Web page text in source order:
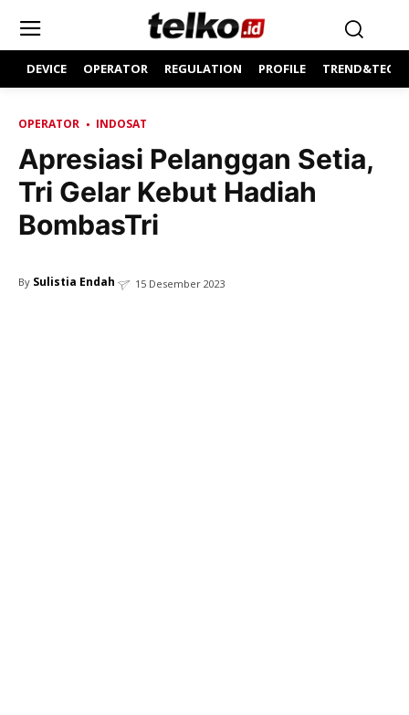
DEVICE OPERATOR REGULATION PROFILE
OPERATOR INDOSAT
Apresiasi Pelanggan Setia,
Tri Gelar Kebut Hadiah
BombasTri
By Sulistia Endah 15 Desember 2023